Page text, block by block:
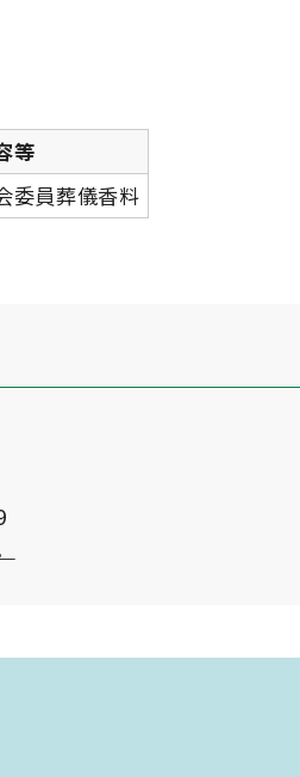
等
委員葬儀香料